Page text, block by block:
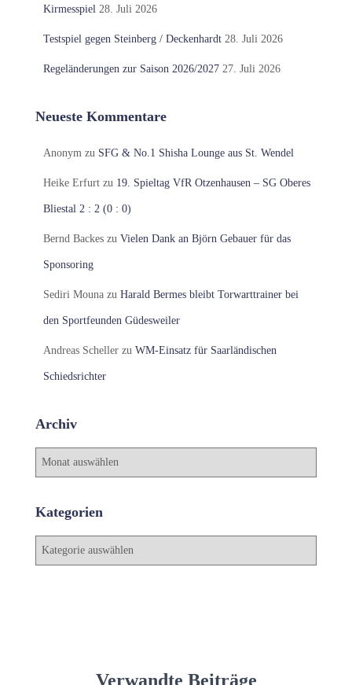
Kirmesspiel 28. Juli 2026
Testspiel gegen Steinberg / Deckenhardt 28. Juli 2026
Regeländerungen zur Saison 2026/2027 27. Juli 2026
Neueste Kommentare
Anonym zu SFG & No.1 Shisha Lounge aus St. Wendel
Heike Erfurt zu 19. Spieltag VfR Otzenhausen – SG Oberes
Bliestal 2 : 2 (0 : 0)
Bernd Backes zu Vielen Dank an Björn Gebauer für das
Sponsoring
Sediri Mouna zu Harald Bermes bleibt Torwarttrainer bei
den Sportfeunden Güdesweiler
Andreas Scheller zu WM-Einsatz für Saarländischen
Schiedsrichter
Archiv
A
h
Kategorien
K
Verwandte Beiträge